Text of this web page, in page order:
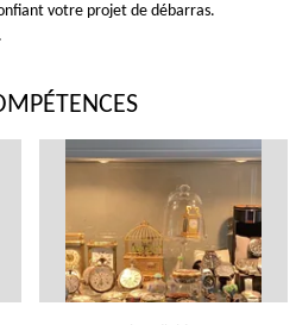
votre projet de débarras.